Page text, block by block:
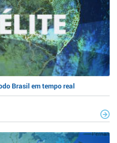
Brasil em tempo real